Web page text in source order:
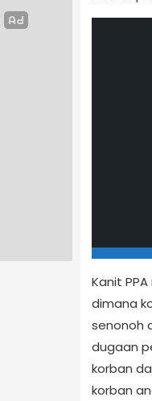
Kanit
dimana
senonoh
dugaan
korban
korban